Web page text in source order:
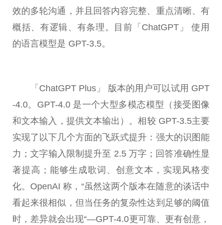
效的多轮沟通，并且回答内容完整、重点清晰、有
概括、有逻辑、有条理。目前「ChatGPT」 使用
的语言模型是 GPT-3.5。
「ChatGPT Plus」 版本的用户可以试用 GPT
-4.0。GPT-4.0 是一个大型多模态模型（接受图像
和文本输入，提供文本输出）。相较 GPT-3.5主要
实现了以下几个方面的飞跃式提升：强大的识图能
力；文字输入限制提升至 2.5 万字；回答准确性显
著提高；能够生成歌词、创意文本，实现风格变
化。OpenAI 称，“虽然这两个版本在随意的谈话中
看起来很相似，但当任务的复杂性达到足够的阈值
时，差异就会出现“—GPT-4.0更可靠、更有创意，